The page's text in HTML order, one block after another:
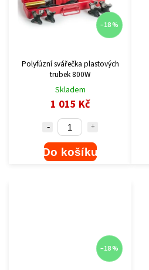
–18 %
Polyfúzní svářečka plastových
trubek 800W
Skladem
1 015 Kč
Do košíku
–18 %